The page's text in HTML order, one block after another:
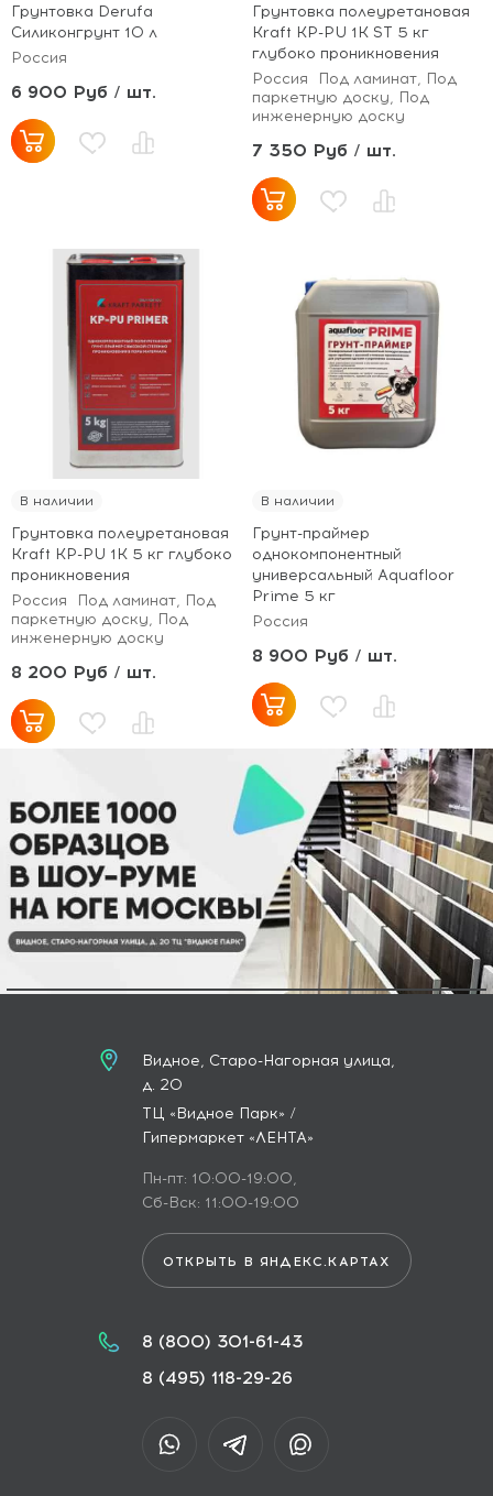
Грунтовка Derufa
Силиконгрунт 10 л
Россия
6 900 Руб / шт.
Грунтовка полеуретановая
Kraft KP-PU 1K ST 5 кг
глубоко проникновения
Россия
Под ламинат, Под
паркетную доску, Под
инженерную доску
7 350 Руб / шт.
В наличии
Грунтовка полеуретановая
Kraft KP-PU 1K 5 кг глубоко
проникновения
Россия
Под ламинат, Под
паркетную доску, Под
инженерную доску
8 200 Руб / шт.
В наличии
Грунт-праймер
однокомпонентный
универсальный Aquafloor
Prime 5 кг
Россия
8 900 Руб / шт.
Видное, Старо-Нагорная улица,
д. 20
ТЦ «Видное Парк» /
Гипермаркет «ЛЕНТА»
Пн-пт: 10:00-19:00,
Сб-Вск: 11:00-19:00
ОТКРЫТЬ В ЯНДЕКС.КАРТАХ
8 (800) 301-61-43
8 (495) 118-29-26